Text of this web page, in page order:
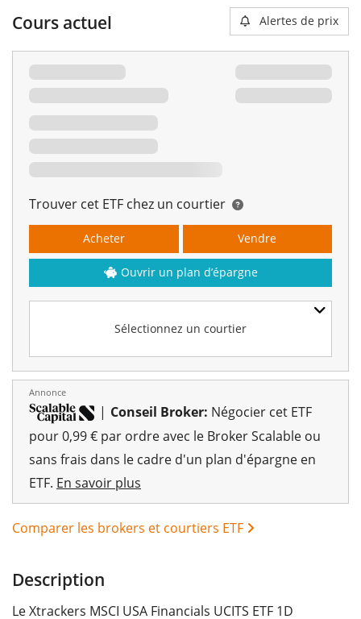
Cours actuel Alertes de prix
Trouver cet ETF chez un courtier
Sélectionnez un courtier
Acheter Vendre
Ouvrir un plan d’épargne
Annonce
| Conseil Broker: Négocier cet ETF
pour 0,99 € par ordre avec le Broker Scalable ou
sans frais dans le cadre d'un plan d'épargne en
ETF. En savoir plus
Comparer les brokers et courtiers ETF
Description
Le Xtrackers MSCI USA Financials UCITS ETF 1D